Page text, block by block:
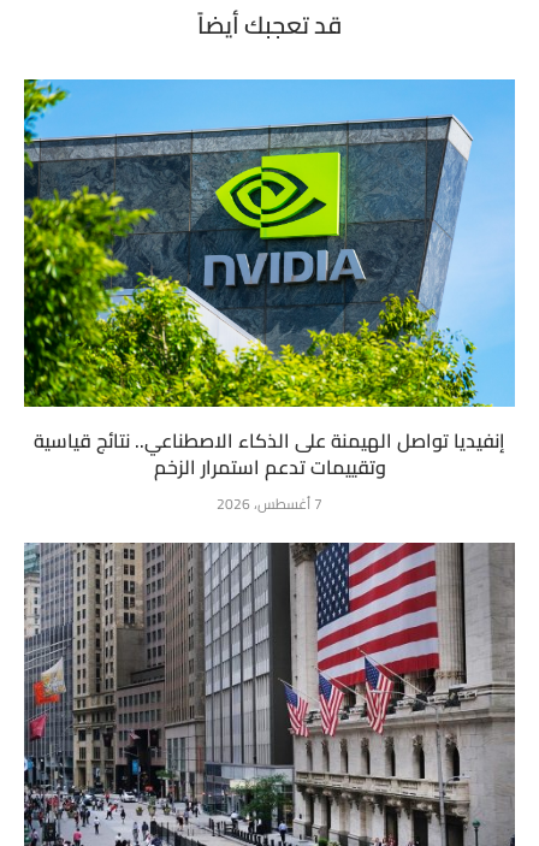
قد تعجبك أيضاً
إنفيديا تواصل الهيمنة على الذكاء الاصطناعي.. نتائج قياسية
وتقييمات تدعم استمرار الزخم
7 أغسطس، 2026